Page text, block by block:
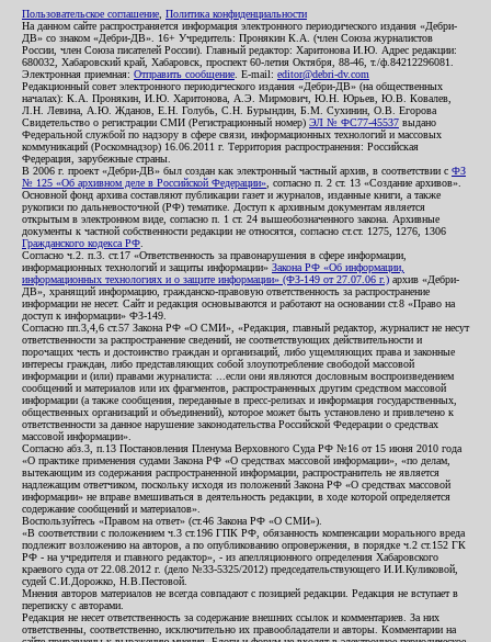
Пользовательское соглашение Политика конфиденциальности
На данном сайте распространяется информация электронного периодического издания «Дебри-
ДВ» со знаком «Дебри-ДВ». 16+ Учредитель: Пронякин К.А. (член Союза журналистов
России, член Союза писателей России). Главный редактор: Харитонова И.Ю. Адрес редакции:
680032, Хабаровский край, Хабаровск, проспект 60-летия Октября, 88-46, т./ф.84212296081.
Электронная приемная: Отправить сообщение . E-mail: editor@debri-dv.com
Редакционный совет электронного периодического издания «Дебри-ДВ» (на общественных
началах): К.А. Пронякин, И.Ю. Харитонова, А.Э. Мирмович, Ю.Н. Юрьев, Ю.В. Ковалев,
Л.Н. Левина, А.Ю. Жданов, Е.Н. Голубь, С.Н. Бурындин, Б.М. Сухинин, О.В. Егорова
Свидетельство о регистрации СМИ (Регистрационный номер) ЭЛ № ФС77-45537 выдано
Федеральной службой по надзору в сфере связи, информационных технологий и массовых
коммуникаций (Роскомнадзор) 16.06.2011 г. Территория распространения: Российская
Федерация, зарубежные страны.
В 2006 г. проект «Дебри-ДВ» был создан как электронный частный архив, в соответствии с ФЗ
№ 125 «Об архивном деле в Российской Федерации» , согласно п. 2 ст. 13 «Создание архивов».
Основной фонд архива составляют публикации газет и журналов, изданные книги, а также
рукописи по дальневосточной (РФ) тематике. Доступ к архивным документам является
открытым в электронном виде, согласно п. 1 ст. 24 вышеобозначенного закона. Архивные
документы к частной собственности редакции не относятся, согласно ст.ст. 1275, 1276, 1306
Гражданского кодекса РФ
Согласно ч.2. п.3. ст.17 «Ответственность за правонарушения в сфере информации,
информационных технологий и защиты информации» Закона РФ «Об информации,
информационных технологиях и о защите информации» (ФЗ-149 от 27.07.06 г.) архив «Дебри-
ДВ», хранящий информацию, гражданско-правовую ответственность за распространение
информации не несет. Сайт и редакция основываются и работают на основании ст.8 «Право на
доступ к информации» ФЗ-149.
Согласно пп.3,4,6 ст.57 Закона РФ «О СМИ», «Редакция, главный редактор, журналист не несут
ответственности за распространение сведений, не соответствующих действительности и
порочащих честь и достоинство граждан и организаций, либо ущемляющих права и законные
интересы граждан, либо представляющих собой злоупотребление свободой массовой
информации и (или) правами журналиста: ...если они являются дословным воспроизведением
сообщений и материалов или их фрагментов, распространенных другим средством массовой
информации (а также сообщения, переданные в пресс-релизах и информация государственных,
общественных организаций и объединений), которое может быть установлено и привлечено к
ответственности за данное нарушение законодательства Российской Федерации о средствах
массовой информации».
Согласно абз.3, п.13 Постановления Пленума Верховного Суда РФ №16 от 15 июня 2010 года
«О практике применения судами Закона РФ «О средствах массовой информации», «по делам,
вытекающим из содержания распространенной информации, распространитель не является
надлежащим ответчиком, поскольку исходя из положений Закона РФ «О средствах массовой
информации» не вправе вмешиваться в деятельность редакции, в ходе которой определяется
содержание сообщений и материалов».
Воспользуйтесь «Правом на ответ» (ст.46 Закона РФ «О СМИ»).
«В соответствии с положением ч.3 ст.196 ГПК РФ, обязанность компенсации морального вреда
подлежит возложению на авторов, а по опубликованию опровержения, в порядке ч.2 ст.152 ГК
РФ - на учредителя и главного редактор», - из апелляционного определения Хабаровского
краевого суда от 22.08.2012 г. (дело №33-5325/2012) председательствующего И.И.Куликовой,
судей С.И.Дорожко, Н.В.Пестовой.
Мнения авторов материалов не всегда совпадают с позицией редакции. Редакция не вступает в
переписку с авторами.
Редакция не несет ответственность за содержание внешних ссылок и комментариев. За них
ответственны, соответственно, исключительно их правообладатели и авторы. Комментарии на